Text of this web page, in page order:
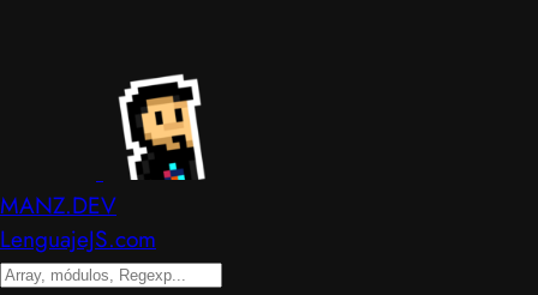
MANZ.DEV
LenguajeJS.com